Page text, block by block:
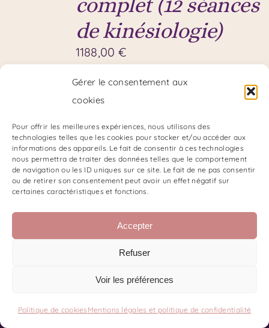
Gérer le consentement aux
cookies
Pour offrir les meilleures expériences, nous utilisons des
technologies telles que les cookies pour stocker et/ou accéder aux
informations des appareils. Le fait de consentir à ces technologies
nous permettra de traiter des données telles que le comportement
de navigation ou les ID uniques sur ce site. Le fait de ne pas consentir
ou de retirer son consentement peut avoir un effet négatif sur
certaines caractéristiques et fonctions.
Accepter
Refuser
Voir les préférences
Politique de cookies Mentions légales et politique de confidentialité
de kinésiologie)
1188,00 €
test
0,00€